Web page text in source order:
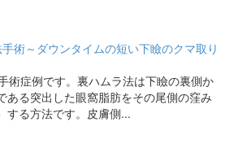
術～ダウンタイムの短い下瞼のクマ取り
術症例です。裏ハムラ法は下瞼の裏側か
ある突出した眼窩脂肪をその尾側の窪み
する方法です。皮膚側...